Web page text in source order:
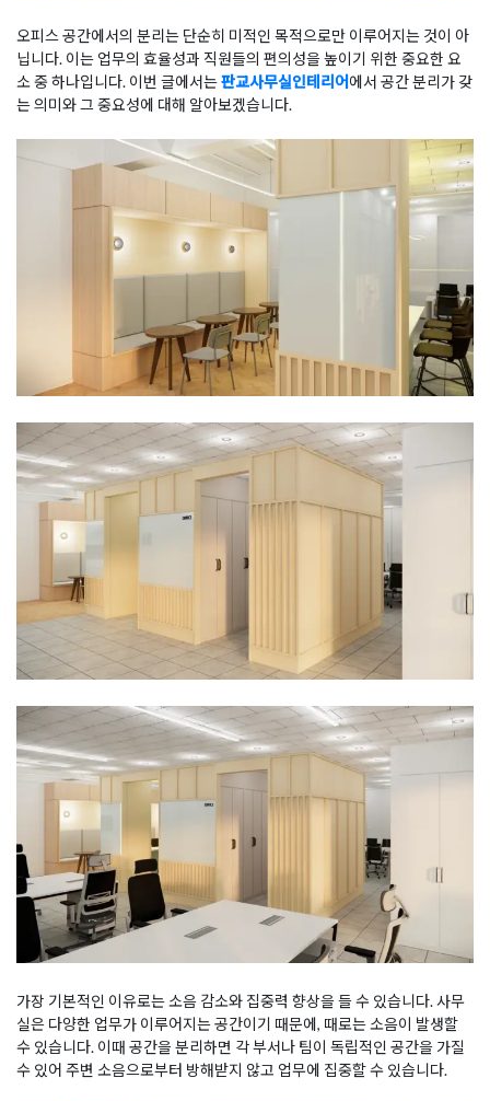
오피스 공간에서의 분리는 단순히 미적인 목적으로만 이루어지는 것이 아
닙니다. 이는 업무의 효율성과 직원들의 편의성을 높이기 위한 중요한 요
소 중 하나입니다. 이번 글에서는판교사무실인테리어 에서 공간 분리가 갖
는 의미와 그 중요성에 대해 알아보겠습니다.
가장 기본적인 이유로는 소음 감소와 집중력 향상을 들 수 있습니다. 사무
실은 다양한 업무가 이루어지는 공간이기 때문에, 때로는 소음이 발생할
수 있습니다. 이때 공간을 분리하면 각 부서나 팀이 독립적인 공간을 가질
수 있어 주변 소음으로부터 방해받지 않고 업무에 집중할 수 있습니다.